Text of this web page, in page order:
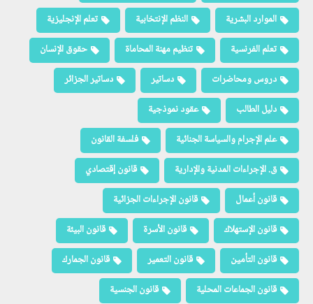
الموارد البشرية النظم الإنتخابية
تعلم الإنجليزية
تعلم الفرنسية
تنظيم مهنة المحاماة
حقوق الإنسان
دروس ومحاضرات
دساتير
دساتير الجزائر
دليل الطالب
عقود نموذجية
علم الإجرام والسياسة الجنائية
فلسفة القانون
ق. الإجراءات المدنية والإدارية
قانون إقتصادي
قانون أعمال
قانون الإجراءات الجزائية
قانون الإستهلاك
قانون الأسرة
قانون البيئة
قانون التأمين
قانون التعمير
قانون الجمارك
قانون الجماعات المحلية
قانون الجنسية